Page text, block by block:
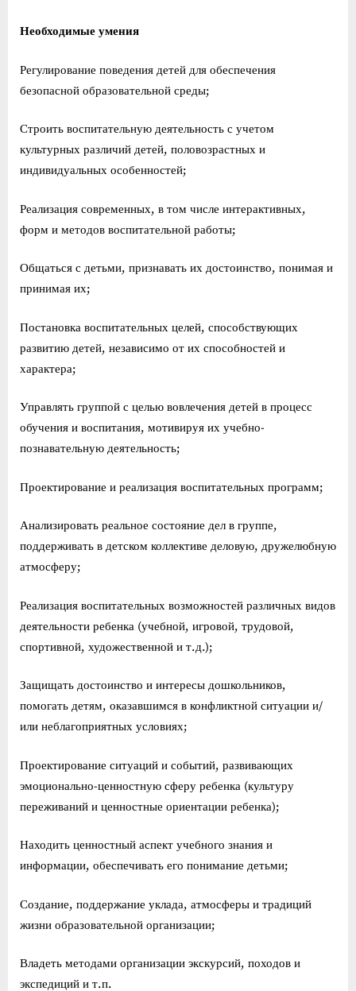
Необходимые умения
Регулирование поведения детей для обеспечения
безопасной образовательной среды;
Строить воспитательную деятельность с учетом
культурных различий детей, половозрастных и
индивидуальных особенностей;
Реализация современных, в том числе интерактивных,
форм и методов воспитательной работы;
Общаться с детьми, признавать их достоинство, понимая и
принимая их;
Постановка воспитательных целей, способствующих
развитию детей, независимо от их способностей и
характера;
Управлять группой с целью вовлечения детей в процесс
обучения и воспитания, мотивируя их учебно-
познавательную деятельность;
Проектирование и реализация воспитательных программ;
Анализировать реальное состояние дел в группе,
поддерживать в детском коллективе деловую, дружелюбную
атмосферу;
Реализация воспитательных возможностей различных видов
деятельности ребенка (учебной, игровой, трудовой,
спортивной, художественной и т.д.);
Защищать достоинство и интересы дошкольников,
помогать детям, оказавшимся в конфликтной ситуации и/
или неблагоприятных условиях;
Проектирование ситуаций и событий, развивающих
эмоционально-ценностную сферу ребенка (культуру
переживаний и ценностные ориентации ребенка);
Находить ценностный аспект учебного знания и
информации, обеспечивать его понимание детьми;
Создание, поддержание уклада, атмосферы и традиций
жизни образовательной организации;
Владеть методами организации экскурсий, походов и
экспедиций и т.п.